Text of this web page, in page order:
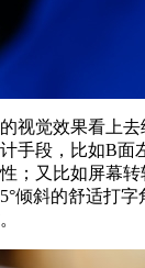
视觉效果看上
手段，比如B面
；又比如屏幕
倾斜的舒适打